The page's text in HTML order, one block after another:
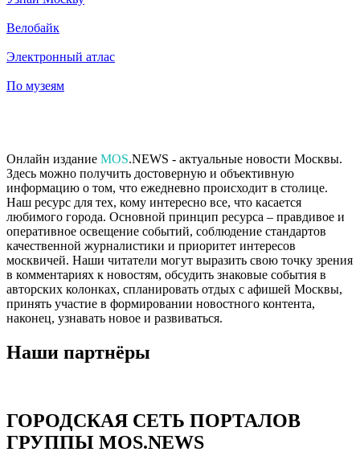
Велобайк
Электронный атлас
По музеям
Онлайн издание MOS.NEWS - актуальные новости Москвы.
Здесь можно получить достоверную и объективную
информацию о том, что ежедневно происходит в столице.
Наш ресурс для тех, кому интересно все, что касается
любимого города. Основной принцип ресурса – правдивое и
оперативное освещение событий, соблюдение стандартов
качественной журналистики и приоритет интересов
москвичей. Наши читатели могут выразить свою точку зрения
в комментариях к новостям, обсудить знаковые события в
авторских колонках, спланировать отдых с афишей Москвы,
принять участие в формировании новостного контента,
наконец, узнавать новое и развиваться.
Наши партнёры
ГОРОДСКАЯ СЕТЬ ПОРТАЛОВ
ГРУППЫ MOS.NEWS